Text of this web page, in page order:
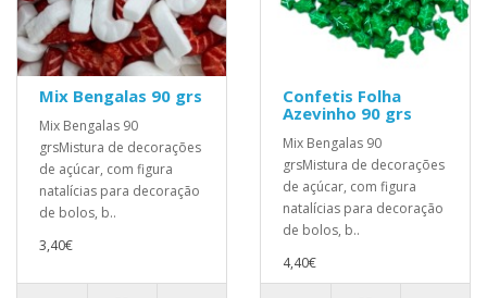
Mix Bengalas 90 grs
Mix Bengalas 90
grsMistura de decorações
de açúcar, com figura
natalícias para decoração
de bolos, b..
3,40€
Confetis Folha
Azevinho 90 grs
Mix Bengalas 90
grsMistura de decorações
de açúcar, com figura
natalícias para decoração
de bolos, b..
4,40€